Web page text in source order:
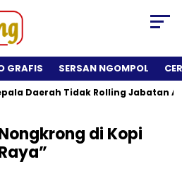
GRAFIS SERSAN NGOMPOL
Tidak Rolling Jabatan ASN
di Kopi